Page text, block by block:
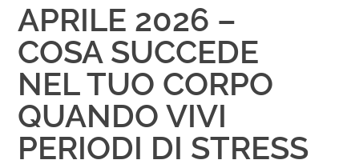
APRILE 2026 –
COSA SUCCEDE
NEL TUO CORPO
QUANDO VIVI
PERIODI DI STRESS